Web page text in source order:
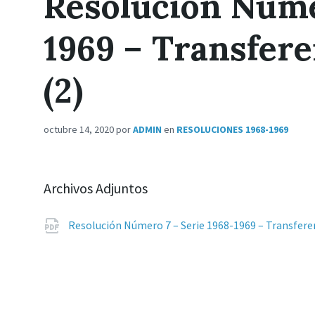
1969 –
(2)
octubre 14, 2020porADMIN en RESOLUCIONES 1968-1969
Archivos Adjuntos
Resolución Número 7 – Serie 1968-1969 –